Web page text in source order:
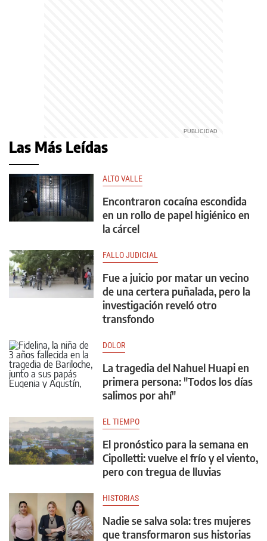
Las Más Leídas
ALTO VALLE
Encontraron cocaína escondida
en un rollo de papel higiénico en
la cárcel
FALLO JUDICIAL
Fue a juicio por matar un vecino
de una certera puñalada, pero la
investigación reveló otro
transfondo
DOLOR
La tragedia del Nahuel Huapi en
primera persona: "Todos los días
salimos por ahí"
EL TIEMPO
El pronóstico para la semana en
Cipolletti: vuelve el frío y el viento,
pero con tregua de lluvias
HISTORIAS
Nadie se salva sola: tres mujeres
que transformaron sus historias